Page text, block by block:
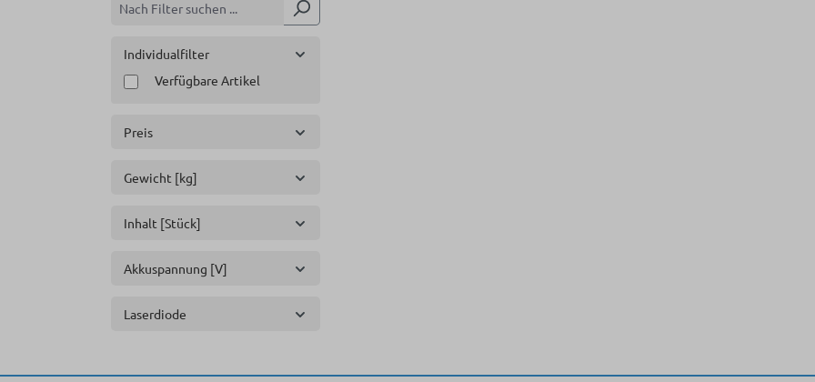
Individualfilter
Verfügbare Artikel
Preis
Gewicht [kg]
Inhalt [Stück]
Akkuspannung [V]
Laserdiode